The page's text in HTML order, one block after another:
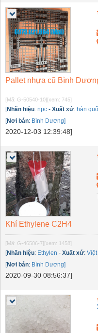
Pallet nhựa cũ Bình
[Mã: G-50540-10] [xem: 745]
[Nhãn hiệu: npc - Xuất xứ: hàn
[Nơi bán: Bình Dương]
2020-12-03 12:39:48]
Khí Ethylene C2H4
[Mã: G-46506-7] [xem: 1458]
[Nhãn hiệu: Ethylen - Xuất xứ: Việt
[Nơi bán: Bình Dương]
2020-09-30 08:56:37]